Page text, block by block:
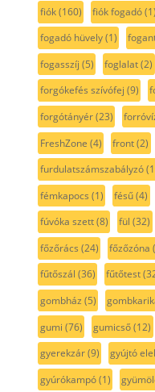
fiók(160) fiók fogadó(1)
fogadó hüvely(1)
fogasszíj (5) foglalat(2)
forgókefés szívófej (9)
forgótányér(23)
FreshZone (4) front(2)
furdulatszámszabályzó
fémkapocs (1) fésű(4)
fúvóka szett(8) fül (32)
főzőrács (24) főzőzóna
fűtőszál (36) fűtőtest
gombház (5)
gumi (76) gumicső(12)
gyerekzár(9) gyújtó
gyúrókampó(1)